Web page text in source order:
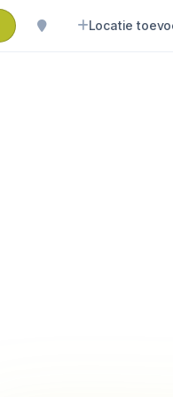
Locatie